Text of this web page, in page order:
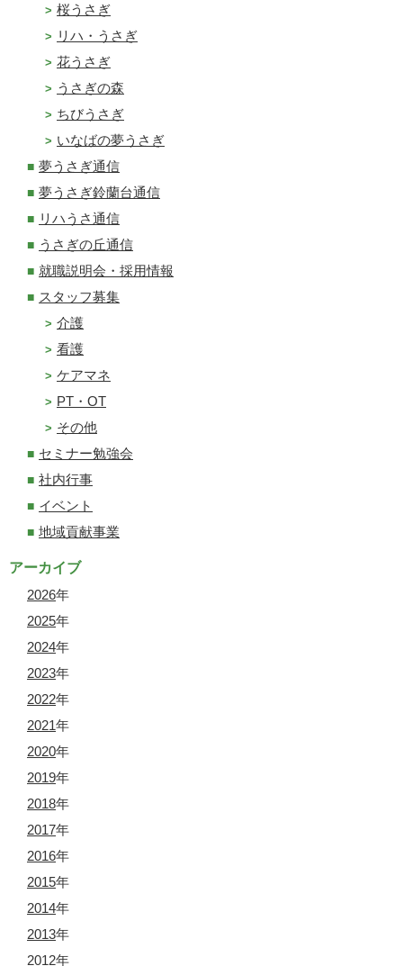
桜うさぎ
リハ・うさぎ
花うさぎ
うさぎの森
ちびうさぎ
いなばの夢うさぎ
夢うさぎ通信
夢うさぎ鈴蘭台通信
リハうさ通信
うさぎの丘通信
就職説明会・採用情報
スタッフ募集
介護
看護
ケアマネ
PT・OT
その他
セミナー勉強会
社内行事
イベント
地域貢献事業
アーカイブ
2026年
2025年
2024年
2023年
2022年
2021年
2020年
2019年
2018年
2017年
2016年
2015年
2014年
2013年
2012年